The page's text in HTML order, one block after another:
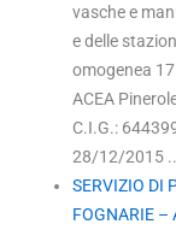
vasche e
e delle
omogenea
ACEA
C.I.G.:
28/12/2015
SERVIZIO DI
FOGNARIE